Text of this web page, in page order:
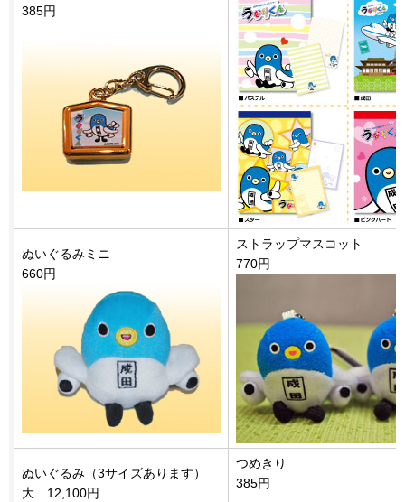
385円
ぬいぐるみミニ
660円
ストラップマスコット
770円
ぬいぐるみ（3サイズあります）
大 12,100円
つめきり
385円